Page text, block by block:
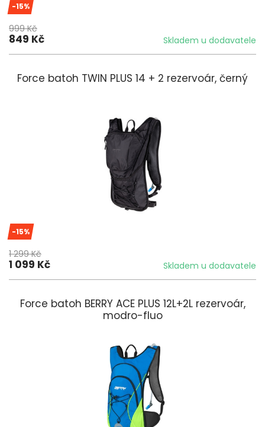
-15%
999 Kč
849 Kč Skladem u dodavatele
Force batoh TWIN PLUS 14 + 2 rezervoár, černý
-15%
1 299 Kč
1 099 Kč Skladem u dodavatele
Force batoh BERRY ACE PLUS 12L+2L rezervoár,
modro-fluo